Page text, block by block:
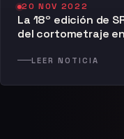
20 NOV 2022
La 18º edición de
del cortometraje
LEER NOTICIA